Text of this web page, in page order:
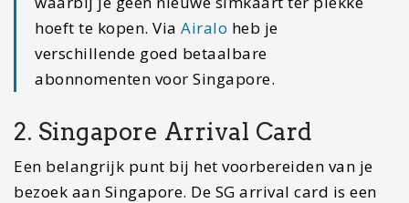
hoeft te kopen. Via Airalo heb je
verschillende goed betaalbare
abonnomenten voor Singapore.
2. Singapore Arrival Card
Een belangrijk punt bij het voorbereiden van je
bezoek aan Singapore. De SG arrival card is een